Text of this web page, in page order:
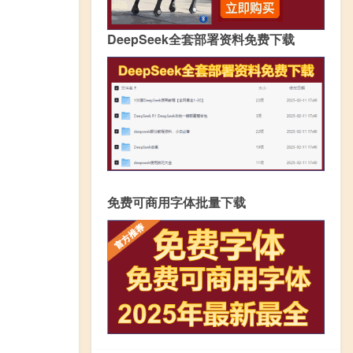
DeepSeek全套部署资料免费下载
免费可商用字体批量下载